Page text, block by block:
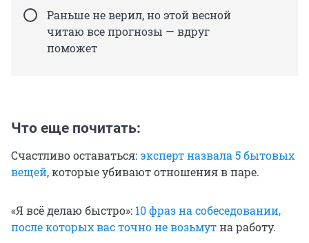
Раньше не верил, но этой весной
читаю все прогнозы — вдруг
поможет
Что еще почитать:
Счастливо оставаться:эксперт назвала 5 бытовых
вещей, которые убивают отношения в паре.
«Я всё делаю быстро»: 10 фраз на собеседовании,
после которых вас точно не возьмутна работу.